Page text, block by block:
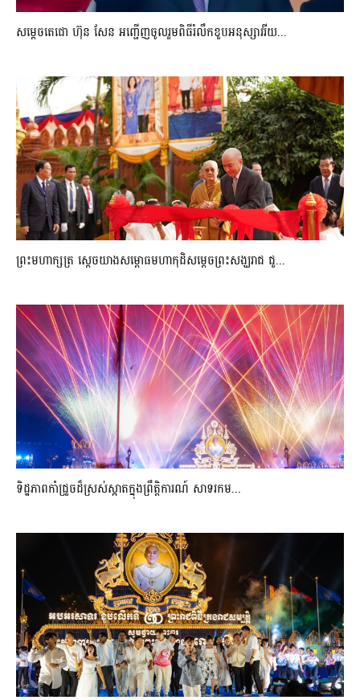
សម្តេចតេជោ ហ៊ុន សែន អញ្ជើញចូលរួមពិធីរំលឹកខួបអនុស្សាវរីយ...
ព្រះមហាក្សត្រ ស្តេចយាងសម្ពោធមហាកុដិសម្តេចព្រះសង្ឃរាជ ជួ...
ទិដ្ឋភាពកាំជ្រួចដ៏ស្រស់ស្អាត​ក្នុងព្រឹត្តិការណ៍​ សាទរកម...